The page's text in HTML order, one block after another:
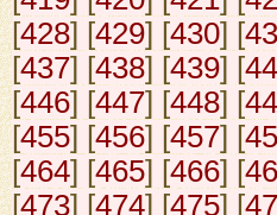
[428] [429] [430] [
[437] [438] [439] [
[446] [447] [448] [
[455] [456] [457] [
[464] [465] [466] [
[473] [474] [475] [